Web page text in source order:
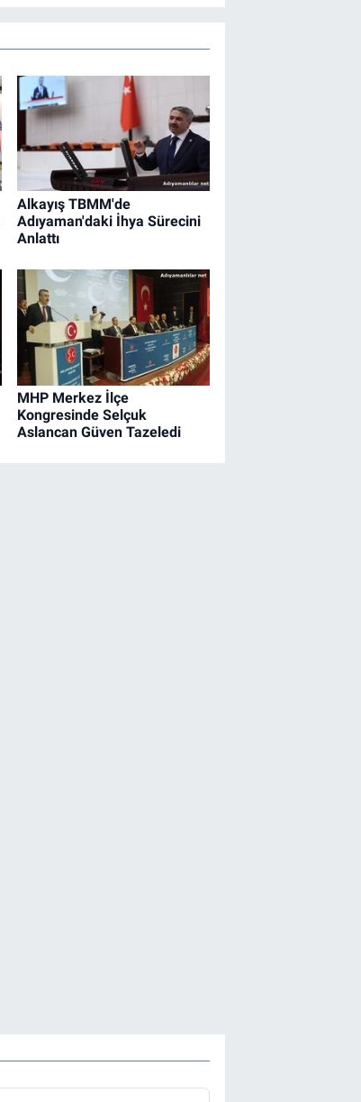
Alkayış TBMM'de
Adıyaman'daki İhya Sürecini
Anlattı
MHP Merkez İlçe
Kongresinde Selçuk
Aslancan Güven Tazeledi